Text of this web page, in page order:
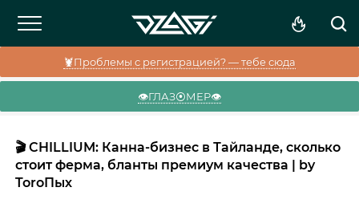
🦞Проблемы с регистрацией? — тебе сюда
👁️ГЛАЗ⦿МЕР👁️
🎬 CHILLIUM: Канна-бизнес в Тайланде, сколько
стоит ферма, бланты премиум качества | by
ToroПых